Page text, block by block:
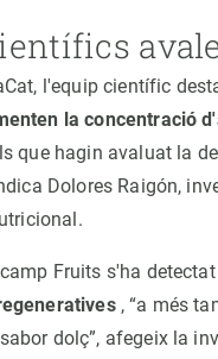
l'equip científic
la concentració
que hagin avaluat la
Dolores Raigón,
Fruits s'ha detectat
, “a més
dolç”, afegeix la